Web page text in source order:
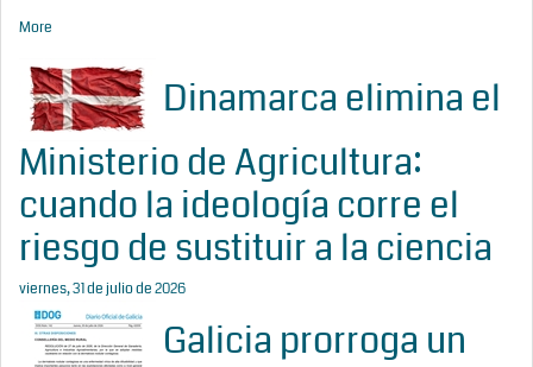
More
Dinamarca elimina el
Ministerio de Agricultura:
cuando la ideología corre el
riesgo de sustituir a la ciencia
viernes, 31 de julio de 2026
Galicia prorroga un